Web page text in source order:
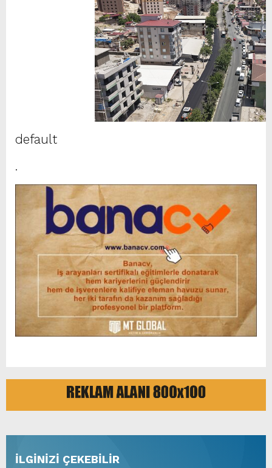
default
.
İLGİNİZİ ÇEKEBİLİR